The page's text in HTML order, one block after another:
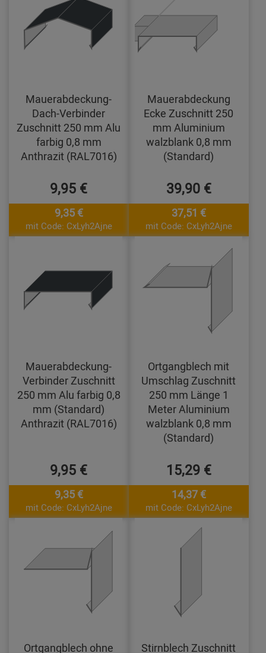
Mauerabdeckung-
Dach-Verbinder
Zuschnitt 250 mm Alu
farbig 0,8 mm
Anthrazit (RAL7016)
9,95 €
9,35 €
mit Code: CxLyh2Ajne
Mauerabdeckung
Ecke Zuschnitt 250
mm Aluminium
walzblank 0,8 mm
(Standard)
39,90 €
37,51 €
mit Code: CxLyh2Ajne
Mauerabdeckung-
Verbinder Zuschnitt
250 mm Alu farbig 0,8
mm (Standard)
Anthrazit (RAL7016)
9,95 €
9,35 €
mit Code: CxLyh2Ajne
Ortgangblech mit
Umschlag Zuschnitt
250 mm Länge 1
Meter Aluminium
walzblank 0,8 mm
(Standard)
15,29 €
14,37 €
mit Code: CxLyh2Ajne
Ortgangblech ohne Stirnblech Zuschnitt